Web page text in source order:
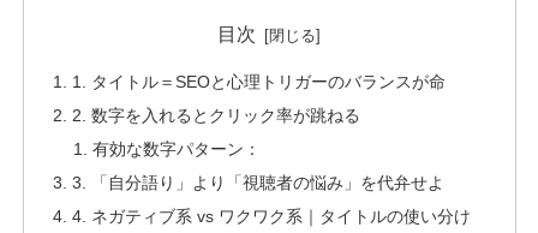
目次
1. タイトル＝SEOと心理トリガーのバランスが命
2. 数字を入れるとクリック率が跳ねる
有効な数字パターン：
3. 「自分語り」より「視聴者の悩み」を代弁せよ
4. ネガティブ系 vs ワクワク系｜タイトルの使い分け